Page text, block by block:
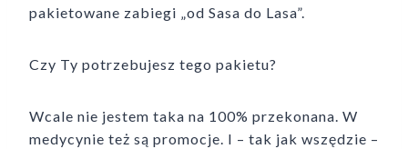
pakietowane zabiegi „od Sasa do Lasa”.
Czy Ty potrzebujesz tego pakietu?
Wcale nie jestem taka na 100% przekonana. W
medycynie też są promocje. I – tak jak wszędzie –